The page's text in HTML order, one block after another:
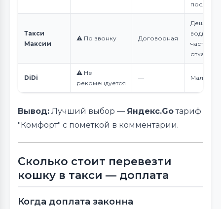
после
Такси
Максим
⚠️ По звонку Договорная
водители
часто
DiDi
⚠️ Не
рекомендуется
— Мало
Вывод: Лучший выбор — Яндекс.Goтариф
"Комфорт" с пометкой в комментарии.
Сколько стоит перевезти
кошку в такси — доплата
Когда доплата законна